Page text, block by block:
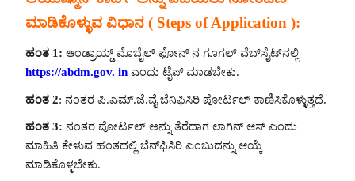
ಮಾಡಿಕೊಳ್ಳುವ ವಿಧಾನ ( Steps of Application ):
ಹಂತ 1: ಆಂಡ್ರಾಯ್ಡ್ ಮೊಬೈಲ್ ಫೋನ್ ನ ಗೂಗಲ್ ವೆಬ್‍ಸೈಟ್‍ನಲ್ಲಿ
https://abdm.gov. in ಎಂದು ಟೈಪ್ ಮಾಡಬೇಕು.
ಹಂತ 2: ನಂತರ ಪಿ.ಎಮ್.ಜೆ.ವೈ ಬೆನಿಫಿಸಿರಿ ಪೋರ್ಟಲ್ ಕಾಣಿಸಿಕೊಳ್ಳುತ್ತದೆ.
ಹಂತ 3: ನಂತರ ಪೋರ್ಟಲ್ ಅನ್ನು ತೆರೆದಾಗ ಲಾಗಿನ್ ಆಸ್ ಎಂದು
ಮಾಹಿತಿ ಕೇಳುವ ಹಂತದಲ್ಲಿ ಬೆನ್‍ಫಿಸಿರಿ ಎಂಬುದನ್ನು ಆಯ್ಕೆ
ಮಾಡಿಕೊಳ್ಳಬೇಕು.